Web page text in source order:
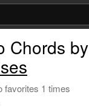
Chords by
favorites 1 times